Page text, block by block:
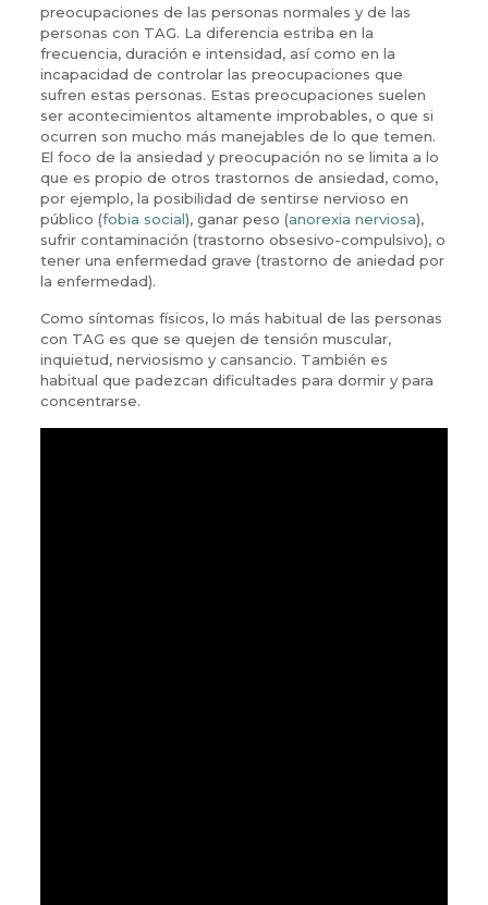
preocupaciones de las personas normales y de las
personas con TAG. La diferencia estriba en la
frecuencia, duración e intensidad, así como en la
incapacidad de controlar las preocupaciones que
sufren estas personas. Estas preocupaciones suelen
ser acontecimientos altamente improbables, o que si
ocurren son mucho más manejables de lo que temen.
El foco de la ansiedad y preocupación no se limita a lo
que es propio de otros trastornos de ansiedad, como,
por ejemplo, la posibilidad de sentirse nervioso en
público (fobia social), ganar peso (anorexia nerviosa),
sufrir contaminación (trastorno obsesivo-compulsivo), o
tener una enfermedad grave (trastorno de aniedad por
la enfermedad).
Como síntomas físicos, lo más habitual de las personas
con TAG es que se quejen de tensión muscular,
inquietud, nerviosismo y cansancio. También es
habitual que padezcan dificultades para dormir y para
concentrarse.